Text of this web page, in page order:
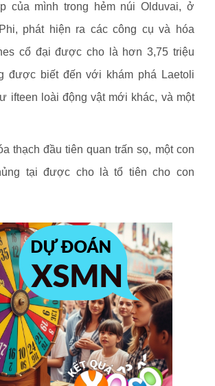
của mình trong hẻm núi Olduvai, ở
phát hiện ra các công cụ và hóa
cổ đại được cho là hơn 3,75 triệu
được biết đến với khám phá Laetoli
ifteen loài động vật mới khác, và một
thạch đầu tiên quan trấn sọ, một con
tại được cho là tổ tiên cho con